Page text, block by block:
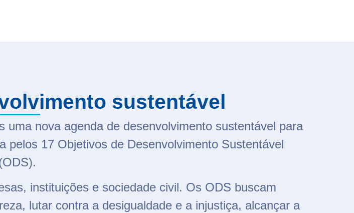
sustentável
nova agenda de desenvolvimento sustentável para
pelos 17 Objetivos de Desenvolvimento Sustentável
instituições e sociedade civil. Os ODS buscam
lutar contra a desigualdade e a injustiça, alcançar a